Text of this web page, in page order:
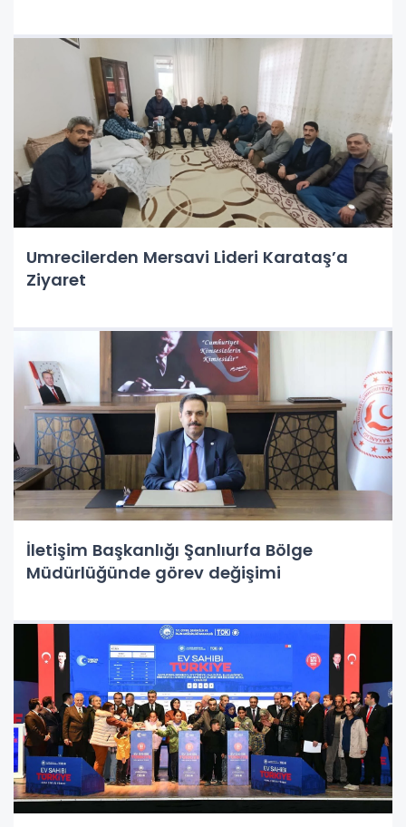
Umrecilerden Mersavi Lideri Karataş’a
Ziyaret
İletişim Başkanlığı Şanlıurfa Bölge
Müdürlüğünde görev değişimi